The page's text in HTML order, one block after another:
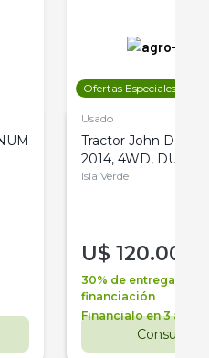
Ofertas Especiales
Usado
Tractor John Deere
2014, 4WD, DUAL
Isla Verde
U$ 120.000
30% de entrega +
financiación
Financialo en 3 años
Consultar